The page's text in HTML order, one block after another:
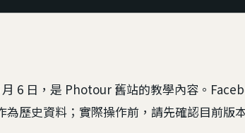
6 日，是 Photour 舊站的教學內容。
歷史資料；實際操作前，請先確認目前版